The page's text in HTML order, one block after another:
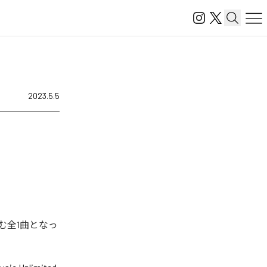
2023.5.5
全1曲となっ